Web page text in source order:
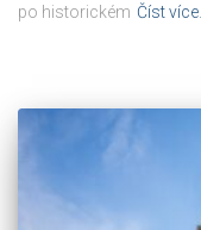
po historickém Číst více…